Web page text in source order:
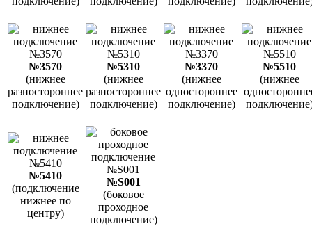
№3570
(нижнее
разностороннее
подключение)
№5310
(нижнее
разностороннее
подключение)
№3370
(нижнее
одностороннее
подключение)
№5510
(нижнее
№5410
(подключение
нижнее по
центру)
№S001
(боковое
проходное
подключение)